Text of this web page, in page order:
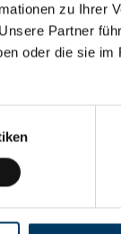
zu Ihrer
Partner
oder die sie im